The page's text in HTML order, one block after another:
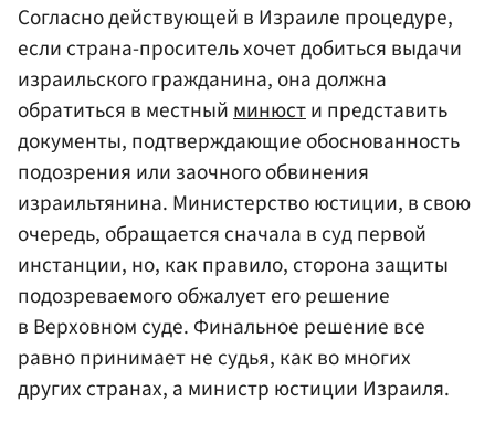
Согласно действующей в Израиле процедуре,
если страна-проситель хочет добиться выдачи
израильского гражданина, она должна
обратиться в местныйминюсти представить
документы, подтверждающие обоснованность
подозрения или заочного обвинения
израильтянина. Министерство юстиции, в свою
очередь, обращается сначала в суд первой
инстанции, но, как правило, сторона защиты
подозреваемого обжалует его решение
в Верховном суде. Финальное решение все
равно принимает не судья, как во многих
других странах, а министр юстиции Израиля.